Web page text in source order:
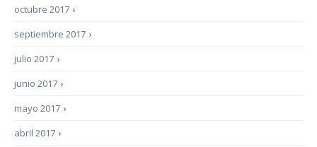
›
octubre 2017
›
septiembre 2017
›
julio 2017
›
junio 2017
›
mayo 2017
›
abril 2017